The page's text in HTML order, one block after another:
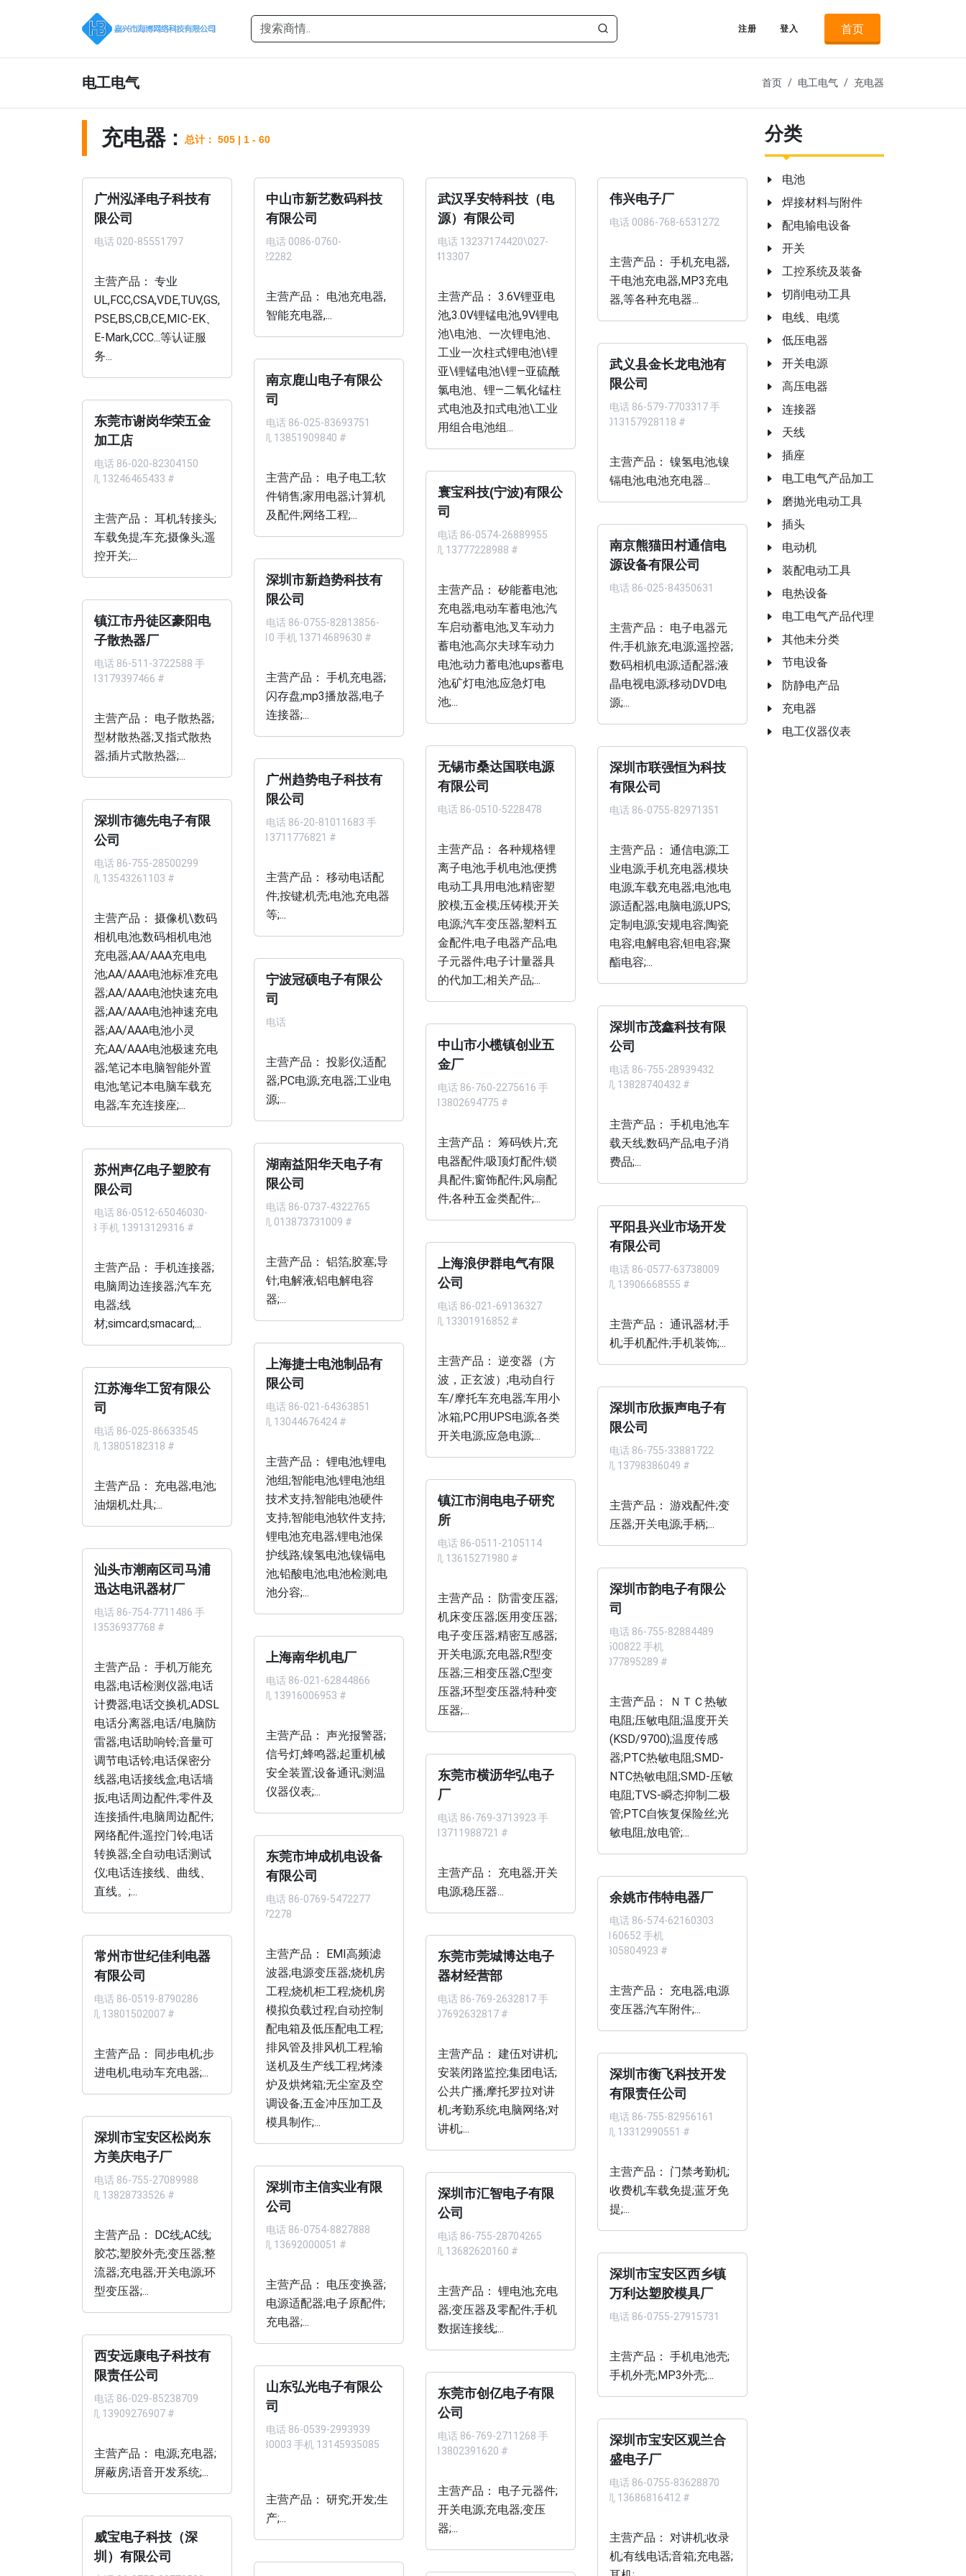
首页
注册 登入
电工电气 首页 电工电气 充电器
充电器 : 总计： 505 | 1 - 60
广州泓泽电子科技有
限公司
电话 020-85551797
主营产品： 专业
UL,FCC,CSA,VDE,TUV,GS,
PSE,BS,CB,CE,MIC-EK、
E-Mark,CCC...等认证服
务...
中山市新艺数码科技
有限公司
电话 0086-0760-
2122282
主营产品： 电池充电器,
智能充电器,...
武汉孚安特科技（电
源）有限公司
电话 13237174420\027-
83413307
主营产品： 3.6V锂亚电
池,3.0V锂锰电池,9V锂电
池\电池、一次锂电池、
工业一次柱式锂电池\锂
亚\锂锰电池\锂—亚硫酰
氯电池、锂—二氧化锰柱
式电池及扣式电池\工业
用组合电池组...
伟兴电子厂
电话 0086-768-6531272
主营产品： 手机充电器,
干电池充电器,MP3充电
器,等各种充电器...
武义县金长龙电池有
限公司
电话 86-579-7703317 手
机 013157928118 #
主营产品： 镍氢电池;镍
镉电池;电池充电器...
南京鹿山电子有限公
司
电话 86-025-83693751
手机 13851909840 #
主营产品： 电子电工;软
件销售;家用电器;计算机
及配件;网络工程;...
东莞市谢岗华荣五金
加工店
电话 86-020-82304150
手机 13246465433 #
主营产品： 耳机;转接头;
车载免提;车充;摄像头;遥
控开关;...
寰宝科技(宁波)有限公
司
电话 86-0574-26889955
手机 13777228988 #
主营产品： 矽能蓄电池;
充电器;电动车蓄电池;汽
车启动蓄电池;叉车动力
蓄电池;高尔夫球车动力
电池;动力蓄电池;ups蓄电
池;矿灯电池;应急灯电
池;...
南京熊猫田村通信电
源设备有限公司
电话 86-025-84350631
主营产品： 电子电器元
件;手机旅充;电源;遥控器;
数码相机电源;适配器;液
晶电视电源;移动DVD电
源;...
深圳市新趋势科技有
限公司
电话 86-0755-82813856-
8010 手机 13714689630 #
主营产品： 手机充电器;
闪存盘;mp3播放器;电子
连接器;...
镇江市丹徒区豪阳电
子散热器厂
电话 86-511-3722588 手
机 13179397466 #
主营产品： 电子散热器;
型材散热器;叉指式散热
器;插片式散热器;...
无锡市桑达国联电源
有限公司
电话 86-0510-5228478
主营产品： 各种规格锂
离子电池;手机电池;便携
电动工具用电池;精密塑
胶模;五金模;压铸模;开关
电源;汽车变压器;塑料五
金配件;电子电器产品;电
子元器件;电子计量器具
的代加工;相关产品;...
深圳市联强恒为科技
有限公司
电话 86-0755-82971351
主营产品： 通信电源;工
业电源;手机充电器;模块
电源;车载充电器;电池;电
源适配器;电脑电源;UPS;
定制电源;安规电容;陶瓷
电容;电解电容;钽电容;聚
酯电容;...
广州趋势电子科技有
限公司
电话 86-20-81011683 手
机 13711776821 #
主营产品： 移动电话配
件;按键;机壳;电池;充电器
等;...
深圳市德先电子有限
公司
电话 86-755-28500299
手机 13543261103 #
主营产品： 摄像机\数码
相机电池;数码相机电池
充电器;AA/AAA充电电
池;AA/AAA电池标准充电
器;AA/AAA电池快速充电
器;AA/AAA电池神速充电
器;AA/AAA电池小灵
充;AA/AAA电池极速充电
器;笔记本电脑智能外置
电池;笔记本电脑车载充
电器;车充连接座;...
宁波冠硕电子有限公
司
电话
主营产品： 投影仪;适配
器;PC电源;充电器;工业电
源;...
深圳市茂鑫科技有限
公司
电话 86-755-28939432
手机 13828740432 #
主营产品： 手机电池;车
载天线;数码产品;电子消
费品;...
中山市小榄镇创业五
金厂
电话 86-760-2275616 手
机 13802694775 #
主营产品： 筹码铁片;充
电器配件;吸顶灯配件;锁
具配件;窗饰配件;风扇配
件;各种五金类配件;...
湖南益阳华天电子有
限公司
电话 86-0737-4322765
手机 013873731009 #
主营产品： 铝箔;胶塞;导
针;电解液;铝电解电容
器;...
苏州声亿电子塑胶有
限公司
电话 86-0512-65046030-
123 手机 13913129316 #
主营产品： 手机连接器;
电脑周边连接器;汽车充
电器;线
材;simcard;smacard;...
平阳县兴业市场开发
有限公司
电话 86-0577-63738009
手机 13906668555 #
主营产品： 通讯器材;手
机;手机配件;手机装饰;...
上海浪伊群电气有限
公司
电话 86-021-69136327
手机 13301916852 #
主营产品： 逆变器（方
波，正玄波）;电动自行
车/摩托车充电器;车用小
冰箱;PC用UPS电源;各类
开关电源;应急电源;...
上海捷士电池制品有
限公司
电话 86-021-64363851
手机 13044676424 #
主营产品： 锂电池;锂电
池组;智能电池;锂电池组
技术支持;智能电池硬件
支持;智能电池软件支持;
锂电池充电器;锂电池保
护线路;镍氢电池;镍镉电
池;铅酸电池;电池检测;电
池分容;...
江苏海华工贸有限公
司
电话 86-025-86633545
手机 13805182318 #
主营产品： 充电器;电池;
油烟机;灶具;...
深圳市欣振声电子有
限公司
电话 86-755-33881722
手机 13798386049 #
主营产品： 游戏配件;变
压器;开关电源;手柄;...
镇江市润电电子研究
所
电话 86-0511-2105114
手机 13615271980 #
主营产品： 防雷变压器;
机床变压器;医用变压器;
电子变压器;精密互感器;
开关电源;充电器;R型变
压器;三相变压器;C型变
压器;环型变压器;特种变
压器;...
汕头市潮南区司马浦
迅达电讯器材厂
电话 86-754-7711486 手
机 13536937768 #
主营产品： 手机万能充
电器;电话检测仪器;电话
计费器;电话交换机;ADSL
电话分离器;电话/电脑防
雷器;电话助响铃;音量可
调节电话铃;电话保密分
线器;电话接线盒;电话墙
扳;电话周边配件;零件及
连接插件;电脑周边配件;
网络配件;遥控门铃;电话
转换器;全自动电话测试
仪;电话连接线、曲线、
直线。;...
深圳市韵电子有限公
司
电话 86-755-82884489
82500822 手机
13077895289 #
主营产品： ＮＴＣ热敏
电阻;压敏电阻;温度开关
(KSD/9700);温度传感
器;PTC热敏电阻;SMD-
NTC热敏电阻;SMD-压敏
电阻;TVS-瞬态抑制二极
管;PTC自恢复保险丝;光
敏电阻;放电管;...
上海南华机电厂
电话 86-021-62844866
手机 13916006953 #
主营产品： 声光报警器;
信号灯;蜂鸣器;起重机械
安全装置;设备通讯;测温
仪器仪表;...
东莞市横沥华弘电子
厂
电话 86-769-3713923 手
机 13711988721 #
主营产品： 充电器;开关
电源;稳压器...
东莞市坤成机电设备
有限公司
电话 86-0769-5472277
5472278
主营产品： EMI高频滤
波器;电源变压器;烧机房
工程;烧机柜工程;烧机房
模拟负载过程;自动控制
配电箱及低压配电工程;
排风管及排风机工程;输
送机及生产线工程;烤漆
炉及烘烤箱;无尘室及空
调设备;五金冲压加工及
模具制作;...
余姚市伟特电器厂
电话 86-574-62160303
62160652 手机
13805804923 #
主营产品： 充电器;电源
变压器;汽车附件;...
常州市世纪佳利电器
有限公司
电话 86-0519-8790286
手机 13801502007 #
主营产品： 同步电机;步
进电机;电动车充电器;...
东莞市莞城博达电子
器材经营部
电话 86-769-2632817 手
机 07692632817 #
主营产品： 建伍对讲机;
安装闭路监控;集团电话;
公共广播;摩托罗拉对讲
机;考勤系统;电脑网络;对
讲机;...
深圳市衡飞科技开发
有限责任公司
电话 86-755-82956161
手机 13312990551 #
主营产品： 门禁考勤机;
收费机;车载免提;蓝牙免
提;...
深圳市宝安区松岗东
方美庆电子厂
电话 86-755-27089988
手机 13828733526 #
主营产品： DC线;AC线;
胶芯;塑胶外壳;变压器;整
流器;充电器;开关电源;环
型变压器;...
深圳市主信实业有限
公司
电话 86-0754-8827888
手机 13692000051 #
主营产品： 电压变换器;
电源适配器;电子原配件;
充电器;...
深圳市汇智电子有限
公司
电话 86-755-28704265
手机 13682620160 #
主营产品： 锂电池;充电
器;变压器及零配件;手机
数据连接线;...
深圳市宝安区西乡镇
万利达塑胶模具厂
电话 86-0755-27915731
主营产品： 手机电池壳;
手机外壳;MP3外壳;...
西安远康电子科技有
限责任公司
电话 86-029-85238709
手机 13909276907 #
主营产品： 电源;充电器;
屏蔽房;语音开发系统;...
山东弘光电子有限公
司
电话 86-0539-2993939
3180003 手机 13145935085
主营产品： 研究;开发;生
产;...
东莞市创亿电子有限
公司
电话 86-769-2711268 手
机 13802391620 #
主营产品： 电子元器件;
开关电源;充电器;变压
器;...
深圳市宝安区观兰合
盛电子厂
电话 86-0755-83628870
手机 13686816412 #
主营产品： 对讲机;收录
机;有线电话;音箱;充电器;
威宝电子科技（深
圳）有限公司
分类
电池
焊接材料与附件
配电输电设备
开关
工控系统及装备
切削电动工具
电线、电缆
低压电器
开关电源
高压电器
连接器
天线
插座
电工电气产品加工
磨抛光电动工具
插头
电动机
装配电动工具
电热设备
电工电气产品代理
其他未分类
节电设备
防静电产品
充电器
电工仪器仪表